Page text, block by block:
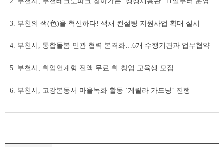
3. 부천의 색(色)을 혁신하다! 색채 컨설팅 지원사업 확대 실시
4. 부천시, 통합돌봄 민관 협력 본격화…6개 수행기관과 업무협약
5. 부천시, 취업연계형 전액 무료 취·창업 교육생 모집
6. 부천시, 고강본동서 마을녹화 활동 ‘게릴라 가드닝’ 진행